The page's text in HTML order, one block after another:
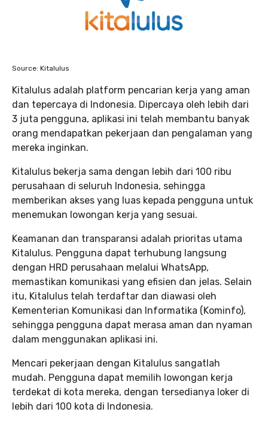
Source: Kitalulus
Kitalulus adalah platform pencarian kerja yang aman
dan tepercaya di Indonesia. Dipercaya oleh lebih dari
3 juta pengguna, aplikasi ini telah membantu banyak
orang mendapatkan pekerjaan dan pengalaman yang
mereka inginkan.
Kitalulus bekerja sama dengan lebih dari 100 ribu
perusahaan di seluruh Indonesia, sehingga
memberikan akses yang luas kepada pengguna untuk
menemukan lowongan kerja yang sesuai.
Keamanan dan transparansi adalah prioritas utama
Kitalulus. Pengguna dapat terhubung langsung
dengan HRD perusahaan melalui WhatsApp,
memastikan komunikasi yang efisien dan jelas. Selain
itu, Kitalulus telah terdaftar dan diawasi oleh
Kementerian Komunikasi dan Informatika (Kominfo),
sehingga pengguna dapat merasa aman dan nyaman
dalam menggunakan aplikasi ini.
Mencari pekerjaan dengan Kitalulus sangatlah
mudah. Pengguna dapat memilih lowongan kerja
terdekat di kota mereka, dengan tersedianya loker di
lebih dari 100 kota di Indonesia.